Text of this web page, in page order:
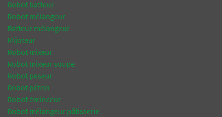
Robot batteur
Robot mélangeur
Batteur mélangeur
Mijoteur
Robot mixeur
Robot mixeur soupe
Robot peseur
Robot pétrin
Robot éminceur
Robot mélangeur pâtisserie